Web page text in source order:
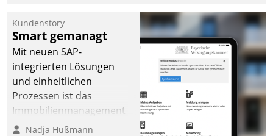
Kundenstory
Smart gemanagt
Mit neuen SAP-
integrierten Lösungen
und einheitlichen
Prozessen ist das
Immobilienmanagement
der Bayerischen
Nadja Hußmann